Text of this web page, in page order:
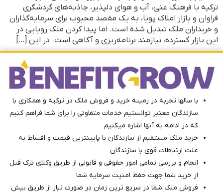
ترکیه با فرهنگ غنی، آب و هوای دلپذیر، جاذبه‌های گردشگری
فراوان و بازار املاک پویا، به یک مقصد محبوب برای سرمایه‌گذاران
و خریداران ملک تبدیل شده است. اما پیدا کردن ملک رویایی در
این بازار گسترده، نیازمند برنامه‌ریزی و آگاهی است. در این […]
با سالها تجربه در زمینه خرید و فروش ملک در ترکیه و همکاری با
سازندگان معتبر توانستیم خدمات متفاوتی را برای شما فراهم کنیم
که در ادامه به آنها اشاره میکنیم
خرید ملک مستقیم از سازندگان با پایینترین قیمت و اقساط به
علت ارتباطات قوی با سازندگان
انجام و بررسی تمامی امور حقوقی و قانونی از طریق وکلای ترک ‌قبل
از خرید شما جهت حفظ امنیت سرمایه شما
فروش ملک شما در سریع ترین زمان در صورت نیاز از طریق بیش